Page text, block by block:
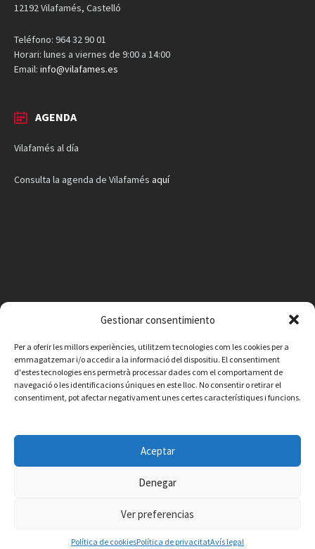
Gestionar consentimiento
Per a oferir les millors experiències, utilitzem tecnologies com les cookies per a
emmagatzemar i/o accedir a la informació del dispositiu. El consentiment
d'estes tecnologies ens permetrà processar dades com el comportament de
navegació o les identificacions úniques en este lloc. No consentir o retirar el
consentiment, pot afectar negativament unes certes característiques i funcions.
Aceptar
Denegar
Ver preferencias
Política de cookiesPolítica de privacitatAvís legal
12192 Vilafamés, Castelló
Teléfono: 964 32 90 01
Horari: lunes a viernes de 9:00 a 14:00
Email: info@vilafames.es
AGENDA
Vilafamés al día
Consulta la agenda de Vilafamés aquí
Política de privacitat
© 2026 Ajuntament de Vilafamés - Desarrollada por